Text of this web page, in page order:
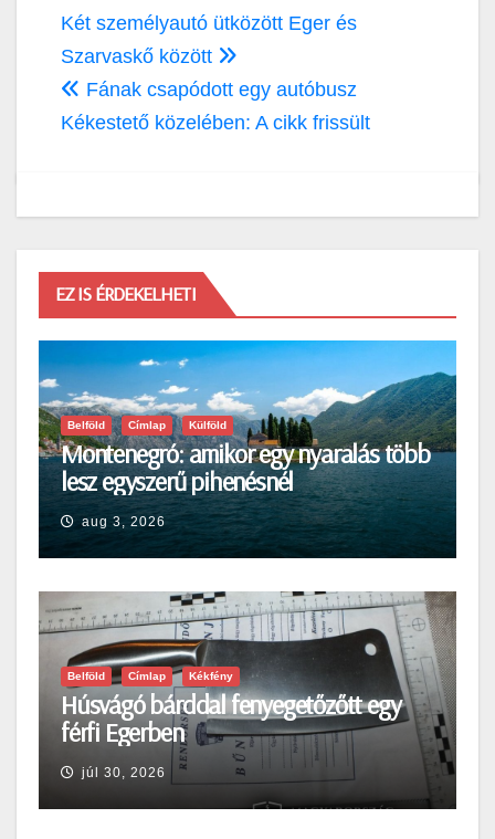
Bejegyzés
navigáció
Két személyautó ütközött Eger és
Szarvaskő között
Fának csapódott egy autóbusz
Kékestető közelében: A cikk frissült
EZ IS ÉRDEKELHETI
Belföld Címlap Külföld
Montenegró: amikor egy nyaralás több
lesz egyszerű pihenésnél
aug 3, 2026
Belföld Címlap Kékfény
Húsvágó bárddal fenyegetőzőtt egy
férfi Egerben
júl 30, 2026